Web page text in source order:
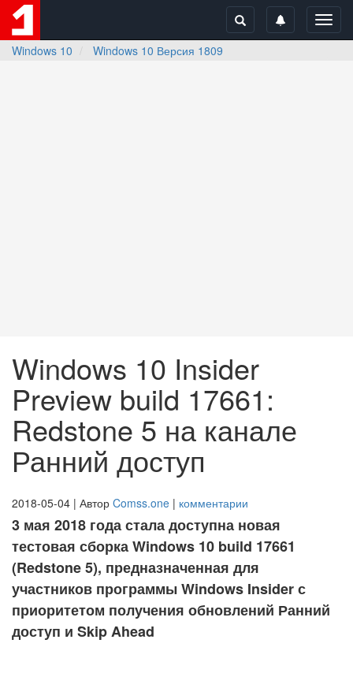
Windows 10
Windows 10 Версия 1809
Windows 10 Insider
Preview build 17661:
Redstone 5 на канале
Ранний доступ
2018-05-04 | Автор Comss.one | комментарии
3 мая 2018 года стала доступна новая
тестовая сборка Windows 10 build 17661
(Redstone 5), предназначенная для
участников программы Windows Insider с
приоритетом получения обновлений Ранний
доступ и Skip Ahead